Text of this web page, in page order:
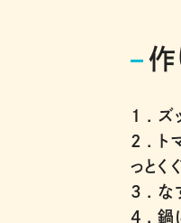
作
1 . ズ
2 .
ト
っとく
3 . な
4 .鍋